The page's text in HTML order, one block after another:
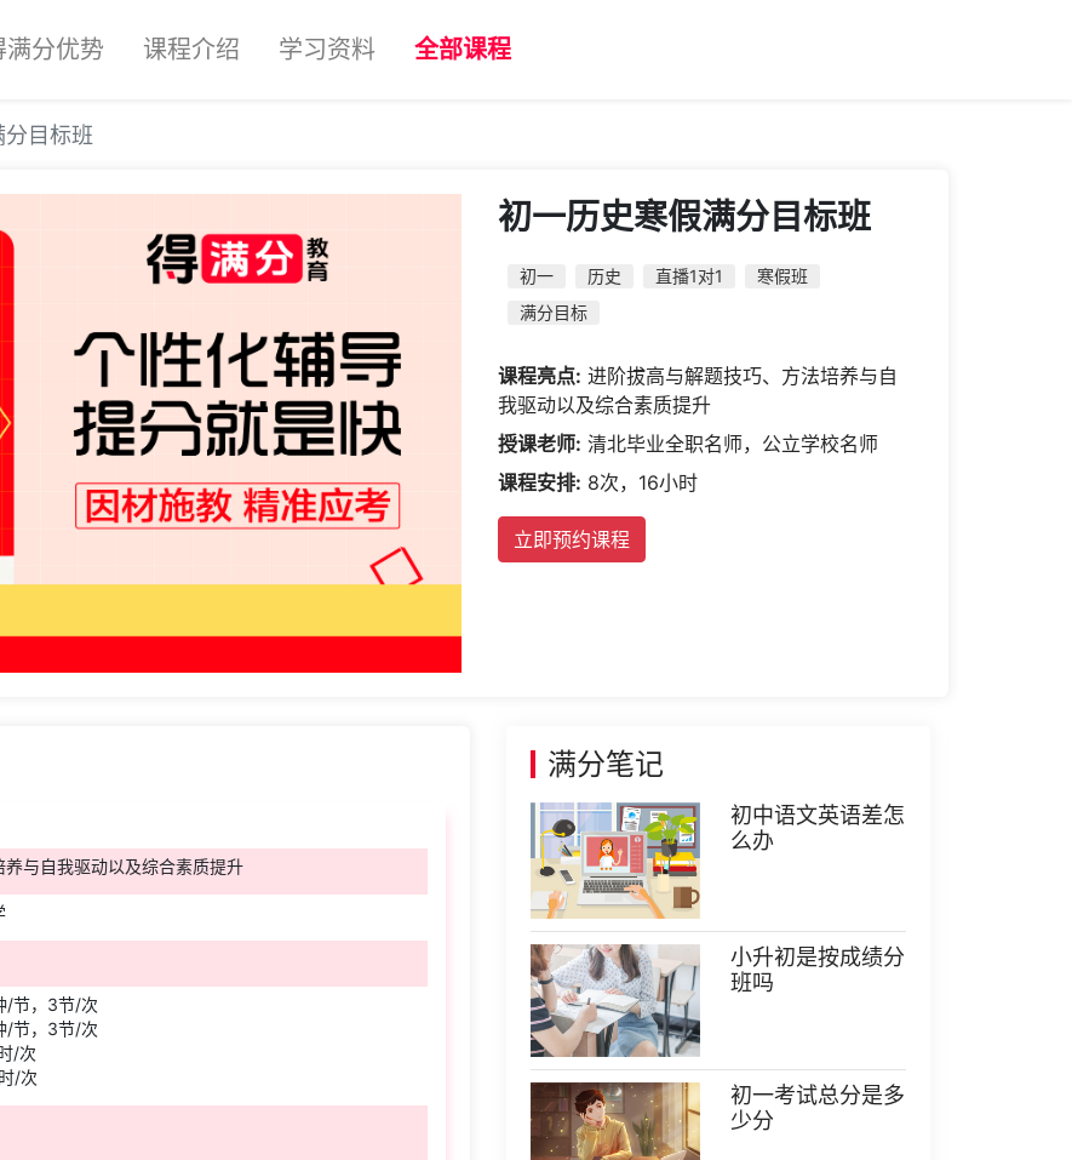
满分优势 课程介绍 学习资料 全部课程
目标班
初一历史寒假满分目标班
初一 历史 直播1对1
寒假班
满分目标
课程亮点: 进阶拔高与解题技巧、方法培养与自
我驱动以及综合素质提升
授课老师: 清北毕业全职名师，公立学校名师
课程安排: 8次，16小时
立即预约课程
与自我驱动以及综合素质提升
/节，3节/次
/节，3节/次
/次
/次
满分笔记
初中语文英语差怎
么办
小升初是按成绩分
班吗
初一考试总分是多
少分